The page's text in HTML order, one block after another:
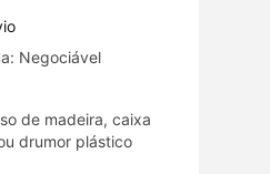
Negociável
de madeira, caixa
drumor plástico